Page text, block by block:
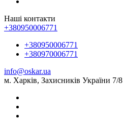
Наші контакти
+380950006771
+380950006771
+380970006771
info@oskar.ua
м. Харків, Захисників України 7/8